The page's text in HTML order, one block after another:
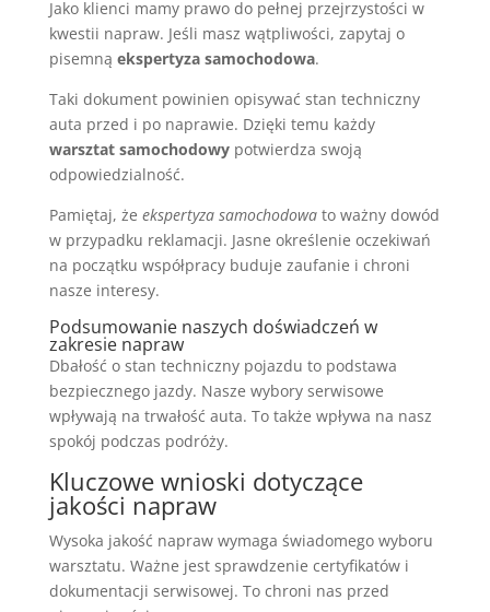
Jako klienci mamy prawo do pełnej przejrzystości w
kwestii napraw. Jeśli masz wątpliwości, zapytaj o
pisemną ekspertyza samochodowa.
Taki dokument powinien opisywać stan techniczny
auta przed i po naprawie. Dzięki temu każdy
warsztat samochodowypotwierdza swoją
odpowiedzialność.
Pamiętaj, że ekspertyza samochodowato ważny dowód
w przypadku reklamacji. Jasne określenie oczekiwań
na początku współpracy buduje zaufanie i chroni
nasze interesy.
Podsumowanie naszych doświadczeń w
zakresie napraw
Dbałość o stan techniczny pojazdu to podstawa
bezpiecznego jazdy. Nasze wybory serwisowe
wpływają na trwałość auta. To także wpływa na nasz
spokój podczas podróży.
Kluczowe wnioski dotyczące
jakości napraw
Wysoka jakość napraw wymaga świadomego wyboru
warsztatu. Ważne jest sprawdzenie certyfikatów i
dokumentacji serwisowej. To chroni nas przed